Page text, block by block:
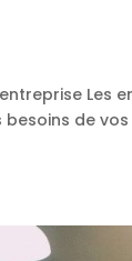
Les
de